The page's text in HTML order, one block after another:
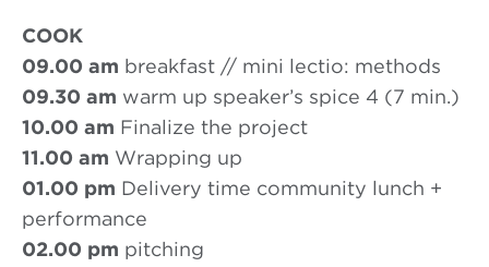
COOK
09.00 am breakfast // mini lectio: methods
09.30 am warm up speaker’s spice 4 (7 min.)
10.00 am Finalize the project
11.00 am Wrapping up
01.00 pm Delivery time community lunch +
performance
02.00 pm pitching